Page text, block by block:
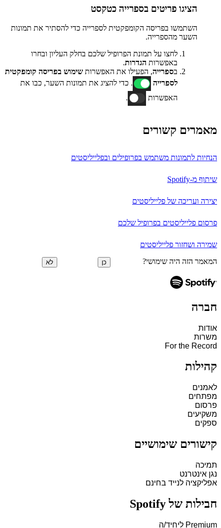
הציגו פריטים בספרייה כטקסט
השתמשו בפריסה הקומפקטית לספרייה כדי להסתיר את תמונות
השער מהספרייה.
לחצו על תמונת הפרופיל שלכם בחלק העליון ובחרו
באפשרות הגדרות.
בספרייה, הפעילו את האפשרות שימוש בפריסה קומפקטית
לספרייה
. כדי להציג את תמונות השער, כבו את
האפשרות
.
מאמרים קשורים
הנחיות לתמונות משתמש בפרופילים ובפלייליסטים
שיתוף מ-Spotify
יצירה ועריכה של פלייליסטים
פרסום פלייליסטים בפרופיל שלכם
שמירה ושחזור פלייליסטים
המאמר הזה היה שימושי? כן לא
חברה
אודות
משרות
For the Record
קהילות
לאמנים
מפתחים
פרסום
משקיעים
ספקים
קישורים שימושיים
תמיכה
נגן אינטרנט
אפליקציה לנייד בחינם
חבילות של Spotify
Premium ליחיד/ה